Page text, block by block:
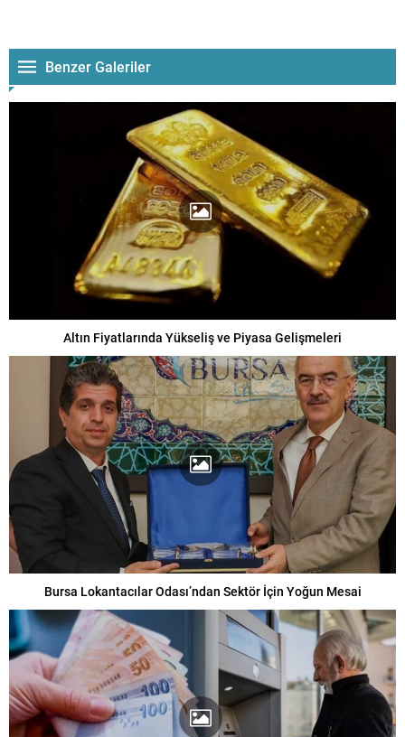
Benzer Galeriler
Altın Fiyatlarında Yükseliş ve Piyasa Gelişmeleri
Bursa Lokantacılar Odası’ndan Sektör İçin Yoğun Mesai